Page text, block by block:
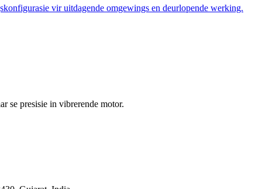
vir uitdagende omgewings en deurlopende werking.
se presisie in vibrerende motor.